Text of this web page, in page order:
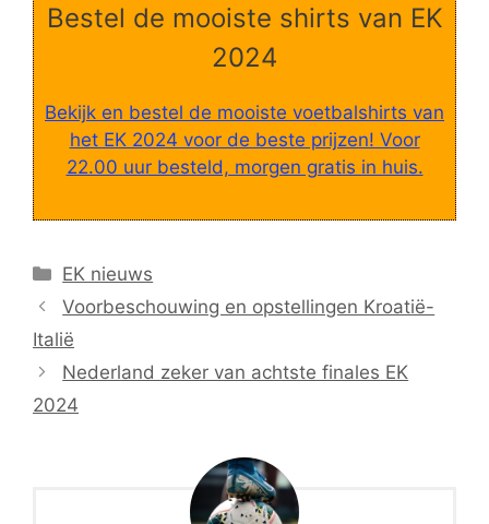
Bestel de mooiste shirts van EK
2024
Bekijk en bestel de mooiste voetbalshirts van
het EK 2024 voor de beste prijzen! Voor
22.00 uur besteld, morgen gratis in huis.
Categorieën
EK nieuws
Voorbeschouwing en opstellingen Kroatië-
Italië
Nederland zeker van achtste finales EK
2024